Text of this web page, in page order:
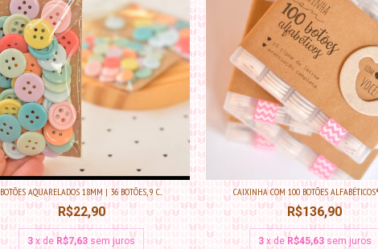
BOTÕES AQUARELADOS 18MM | 36 BOTÕES, 9 C...
R$22,90
3 x deR$7,63 sem juros
CAIXINHA COM 100 BOTÕES
R$136,90
3 x deR$45,63 sem juros